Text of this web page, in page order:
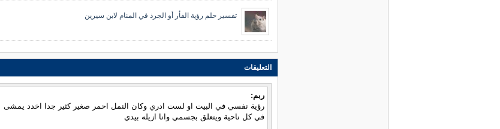
تفسير حلم رؤية الفأر أو الجرذ في المنام لابن سيرين
التعليقات
ربم:
رؤية نفسي في البيت او لست ادري وكان النمل احمر صغير كثير جدا اخدد يمشى
في كل ناحية ويتعلق بجسمي وانا ازيله بيدي